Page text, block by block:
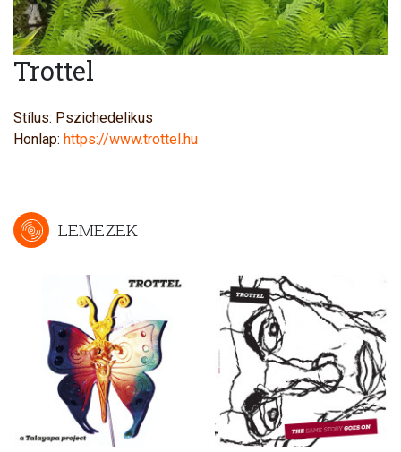
Trottel
Stílus: Pszichedelikus
Honlap: https://www.trottel.hu
LEMEZEK